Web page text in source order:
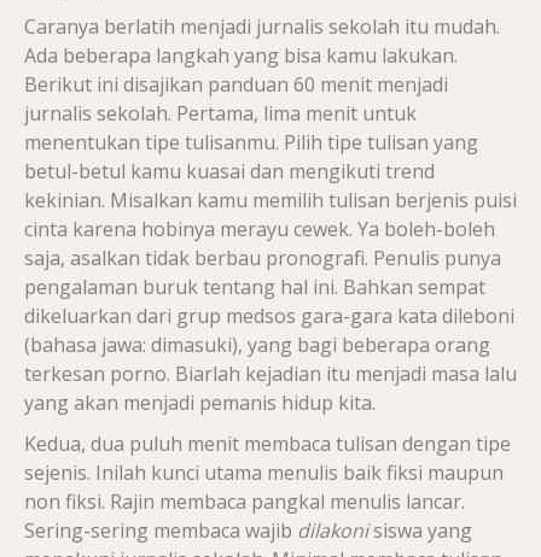
Caranya berlatih menjadi jurnalis sekolah itu mudah.
Ada beberapa langkah yang bisa kamu lakukan.
Berikut ini disajikan panduan 60 menit menjadi
jurnalis sekolah. Pertama, lima menit untuk
menentukan tipe tulisanmu. Pilih tipe tulisan yang
betul-betul kamu kuasai dan mengikuti trend
kekinian. Misalkan kamu memilih tulisan berjenis puisi
cinta karena hobinya merayu cewek. Ya boleh-boleh
saja, asalkan tidak berbau pronografi. Penulis punya
pengalaman buruk tentang hal ini. Bahkan sempat
dikeluarkan dari grup medsos gara-gara kata dileboni
(bahasa jawa: dimasuki), yang bagi beberapa orang
terkesan porno. Biarlah kejadian itu menjadi masa lalu
yang akan menjadi pemanis hidup kita.
Kedua, dua puluh menit membaca tulisan dengan tipe
sejenis. Inilah kunci utama menulis baik fiksi maupun
non fiksi. Rajin membaca pangkal menulis lancar.
Sering-sering membaca wajib dilakonisiswa yang